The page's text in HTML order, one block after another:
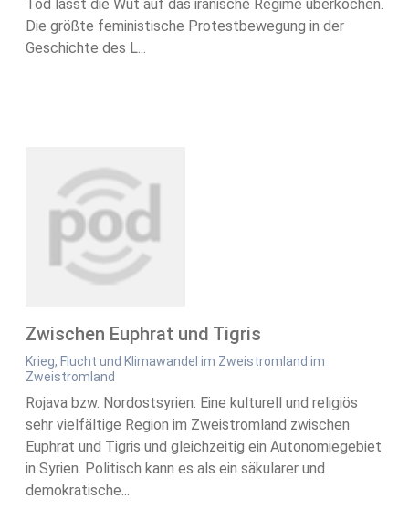
Tod lässt die Wut auf das iranische Regime überkochen.
Die größte feministische Protestbewegung in der
Geschichte des L...
Zwischen Euphrat und Tigris
Krieg, Flucht und Klimawandel im Zweistromland im
Zweistromland
Rojava bzw. Nordostsyrien: Eine kulturell und religiös
sehr vielfältige Region im Zweistromland zwischen
Euphrat und Tigris und gleichzeitig ein Autonomiegebiet
in Syrien. Politisch kann es als ein säkularer und
demokratische...